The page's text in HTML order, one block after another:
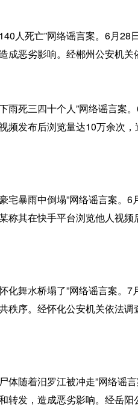
死亡”网络谣言案。6月28
成恶劣影响。经郴州公安机
死三四十个人”网络谣言案
频发布后浏览量达10万余次
暴雨中倒塌”网络谣言案。6
称其在快手平台浏览他人视
舞水桥塌了”网络谣言案。7
秩序。经怀化公安机关依法
随着汨罗江被冲走”网络谣
转发，造成恶劣影响。经岳